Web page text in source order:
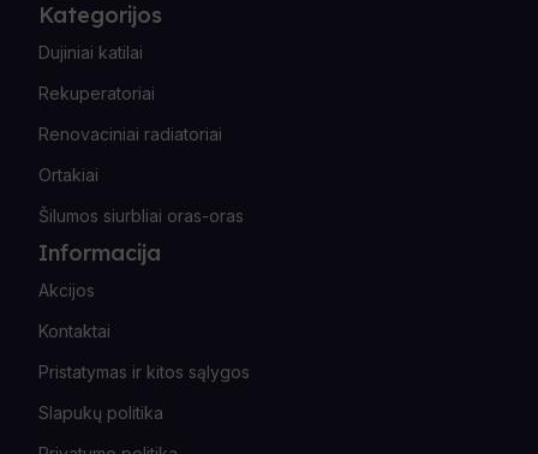
Kategorijos
Dujiniai katilai
Rekuperatoriai
Renovaciniai radiatoriai
Ortakiai
Šilumos siurbliai oras-oras
Informacija
Akcijos
Kontaktai
Pristatymas ir kitos sąlygos
Slapukų politika